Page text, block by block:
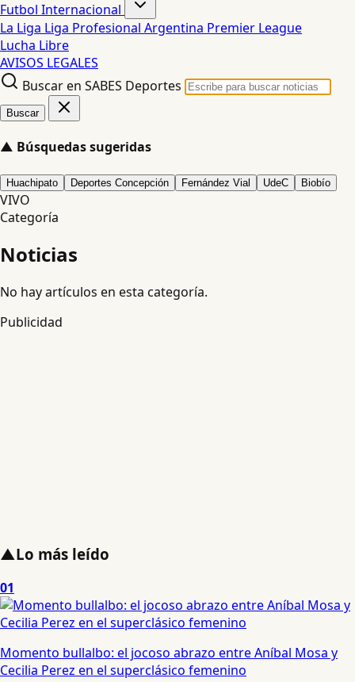
Futbol Internacional
La Liga Liga Profesional Argentina Premier League
Lucha Libre
AVISOS LEGALES
Buscar en SABES Deportes
Buscar
▲ Búsquedas sugeridas
Huachipato Deportes Concepción Fernández Vial UdeC Biobío
VIVO
Categoría
Noticias
No hay artículos en esta categoría.
Publicidad
▲Lo más leído
01
Momento bullalbo: el jocoso abrazo entre Aníbal Mosa y
Cecilia Perez en el superclásico femenino